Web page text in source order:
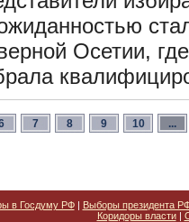
Осетии,
7 8 9 10 ...
в Госдуму РФ| Выборы президента
Коридоры власти|